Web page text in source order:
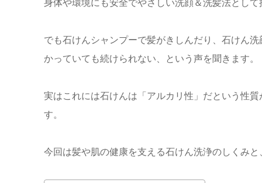
でも石けんシャンプーで髪がきしんだり、石けん
かっていても続けられない、という声を聞きます。
実はこれには石けんは「アルカリ性」だという性
す。
今回は髪や肌の健康を支える石けん洗浄のしくみ